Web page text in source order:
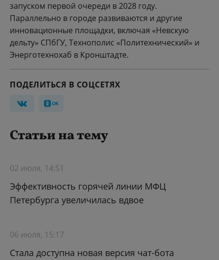
запуском первой очереди в 2028 году.
Параллельно в городе развиваются и другие
инновационные площадки, включая «Невскую
дельту» СПбГУ, Технополис «Политехнический» и
Энерготехнохаб в Кронштадте.
ПОДЕЛИТЬСЯ В СОЦСЕТЯХ
Статьи на тему
02 июля, 14:51
Эффективность горячей линии МФЦ
Петербурга увеличилась вдвое
06 июля, 15:17
Стала доступна новая версия чат-бота